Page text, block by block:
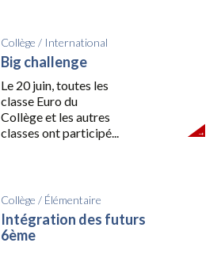
Collège / International
Big challenge
Le 20 juin, toutes les
classe Euro du
Collège et les autres
classes ont participé...
Collège / Élémentaire
Intégration des futurs
6ème